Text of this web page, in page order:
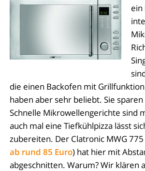
ein
die einen Backofen mit
haben aber sehr beliebt. Sie
Schnelle Mikrowellengerichte sind
auch mal eine Tiefkühlpizza lässt
zubereiten. Der Clatronic MWG
ab rund 85 Euro) hat hier mit
abgeschnitten. Warum? Wir klären